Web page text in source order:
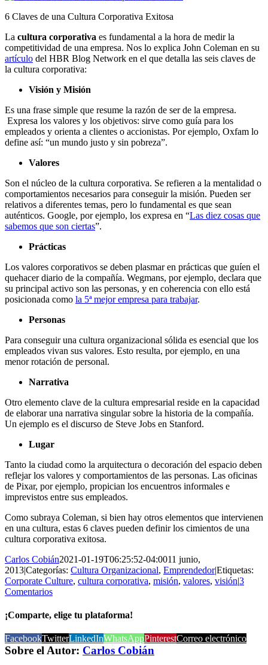
6 Claves de una Cultura Corporativa Exitosa
La cultura corporativa es fundamental a la hora de medir la
competitividad de una empresa. Nos lo explica John Coleman en su
artículo del HBR Blog Network en el que detalla las seis claves de
la cultura corporativa:
Visión y Misión
Es una frase simple que resume la razón de ser de la empresa.
Expresa los valores y los objetivos: sirve como guía para los
empleados y orienta a clientes o accionistas. Por ejemplo, Oxfam lo
define así: “un mundo justo y sin pobreza”.
Valores
Son el núcleo de la cultura corporativa. Se refieren a la mentalidad o
comportamientos necesarios para conseguir la misión. Pueden ser
relativos a diferentes temas, pero lo fundamental es que sean
auténticos. Google, por ejemplo, los expresa en “Las diez cosas que
sabemos que son ciertas”.
Prácticas
Los valores corporativos se deben plasmar en prácticas que guíen el
quehacer diario de la compañía. Wegmans, por ejemplo, declara que
su principal activo son las personas, y en coherencia con ello está
posicionada como la 5ª mejor empresa para trabajar.
Personas
Para conseguir una cultura organizacional sólida es esencial que los
empleados vivan sus valores. Esto resulta, por ejemplo, en una
menor rotación de personal.
Narrativa
Otro elemento clave de la cultura empresarial reside en la capacidad
de elaborar una narrativa singular sobre la historia de la compañía.
Un ejemplo es el discurso de Steve Jobs en Stanford.
Lugar
Tanto la ciudad como la arquitectura o decoración del espacio deben
reflejar los valores y comportamientos de las personas. Las oficinas
de Pixar, por ejemplo, propician los encuentros informales e
imprevistos entre sus empleados.
Como subraya Coleman, si bien hay otros elementos que intervienen
en una cultura, estas 6 claves pueden definir los cimientos de una
cultura corporativa exitosa.
Carlos Cobián2021-01-19T06:25:52-04:0011 junio,
2013|Categorías: Cultura Organizacional, Emprendedor|Etiquetas:
Corporate Culture, cultura corporativa, misión, valores, visión|3
Comentarios
¡Comparte, elige tu plataforma!
FacebookTwitterLinkedInWhatsAppPinterestCorreo electrónico
Sobre el Autor: Carlos Cobián